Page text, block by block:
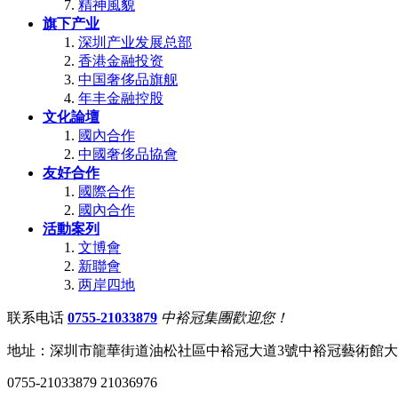
精神風貌
旗下产业
深圳产业发展总部
香港金融投资
中国奢侈品旗舰
年丰金融控股
文化論壇
國內合作
中國奢侈品協會
友好合作
國際合作
國內合作
活動案列
文博會
新聯會
两岸四地
联系电话 0755-21033879 中裕冠集團歡迎您！
地址：深圳市龍華街道油松社區中裕冠大道3號中裕冠藝術館
0755-21033879 21036976